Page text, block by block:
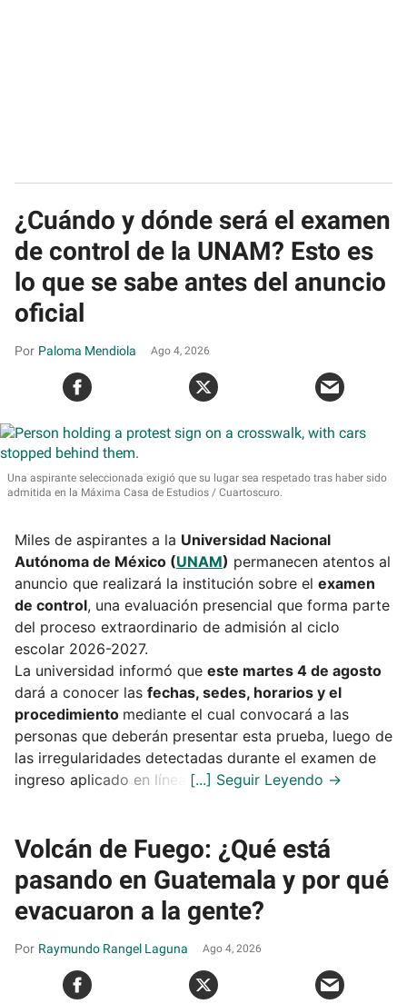
¿Cuándo y dónde será el examen
de control de la UNAM? Esto es
lo que se sabe antes del anuncio
oficial
Paloma Mendiola Ago 4, 2026
Una aspirante seleccionada exigió que su lugar sea respetado tras haber sido
admitida en la Máxima Casa de Estudios
Cuartoscuro.
Miles de aspirantes a la Universidad Nacional
Autónoma de México (UNAM) permanecen atentos al
anuncio que realizará la institución sobre el examen
de control, una evaluación presencial que forma parte
del proceso extraordinario de admisión al ciclo
escolar 2026-2027.
La universidad informó que este martes 4 de agosto
dará a conocer las fechas, sedes, horarios y el
procedimiento mediante el cual convocará a las
personas que deberán presentar esta prueba, luego de
las irregularidades detectadas durante el examen de
ingreso aplicado en línea.
Volcán de Fuego: ¿Qué está
pasando en Guatemala y por qué
evacuaron a la gente?
Raymundo Rangel Laguna Ago 4, 2026